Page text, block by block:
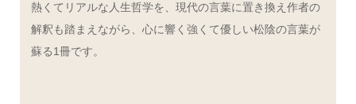
熱くてリアルな人生哲学を、現代の言葉に置き換え作者の
解釈も踏まえながら、心に響く強くて優しい松陰の言葉が
蘇る1冊です。